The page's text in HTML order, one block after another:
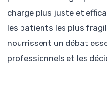
charge plus juste et
les patients les plus
nourrissent un débat
professionnels et les